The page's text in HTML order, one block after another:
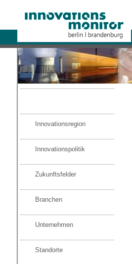
logo
Innovationsregion
Innovationspolitik
Zukunftsfelder
Branchen
Unternehmen
Standorte